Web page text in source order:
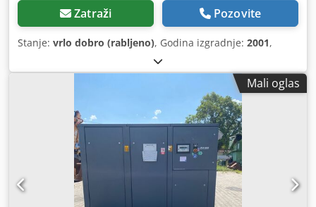
Zatraži Pozovite
Stanje: vrlo dobro (rabljeno), Godina izgradnje: 2001,
Mali oglas